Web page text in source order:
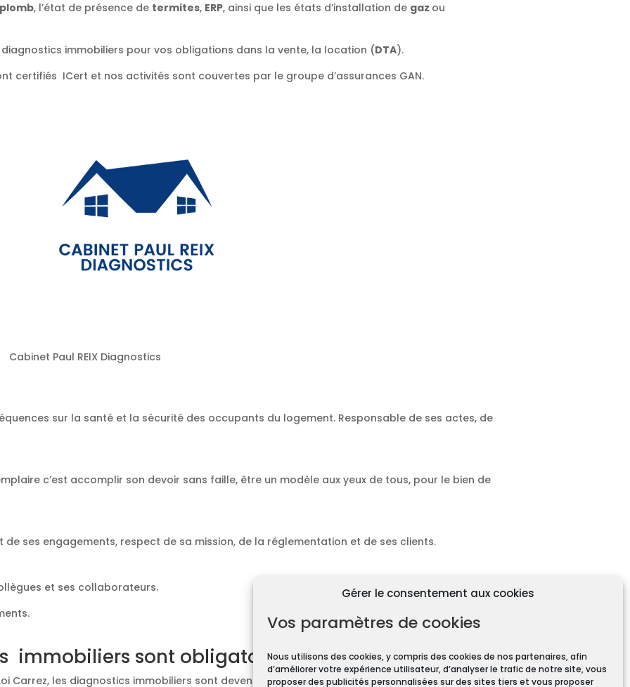
Gérer le consentement aux cookies
Vos paramètres de cookies
Nous utilisons des cookies, y compris des cookies de nos partenaires, afin
d’améliorer votre expérience utilisateur, d’analyser le trafic de notre site, vous
proposer des publicités personnalisées sur des sites tiers et vous proposer
plomb, l’état de présence de termites, ERP, ainsi que les états d’installation de gaz ou
immobiliers pour vos obligations dans la vente, la location (DTA).
certifiés ICert et nos activités sont couvertes par le groupe d’assurances GAN.
Cabinet Paul REIX Diagnostics
sur la santé et la sécurité des occupants du logement. Responsable de ses actes, de
c’est accomplir son devoir sans faille, être un modèle aux yeux de tous, pour le bien de
ses engagements, respect de sa mission, de la réglementation et de ses clients.
et ses collaborateurs.
immobiliers sont obligatoires ?
Carrez, les diagnostics immobiliers sont devenus obligatoires pour toute transaction